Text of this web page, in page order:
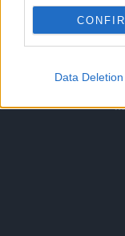
Data Deletion
adatvédelem